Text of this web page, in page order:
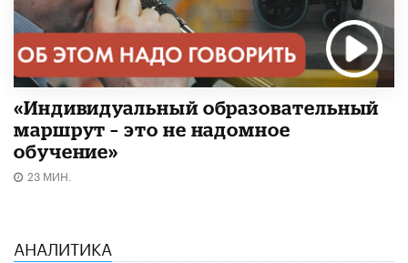
«Индивидуальный образовательный
маршрут – это не надомное
обучение»
23 МИН.
АНАЛИТИКА